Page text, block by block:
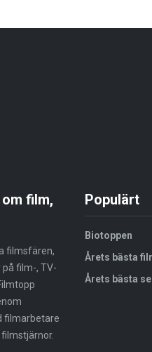
film,
filmsfären,
film-, TV-
filmarbetare
Populärt
Biotoppen
Årets bästa
Årets bästa